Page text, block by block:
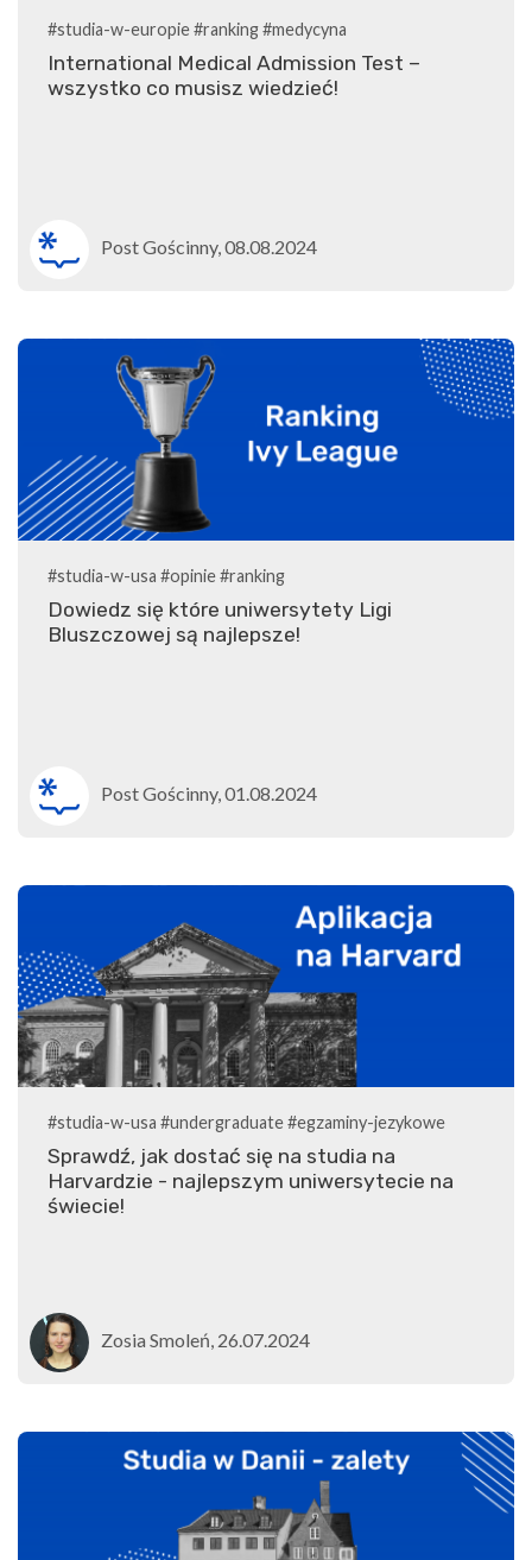
#studia-w-europie#ranking#medycyna
International Medical Admission Test –
wszystko co musisz wiedzieć!
Post Gościnny, 08.08.2024
#studia-w-usa #opinie#ranking
Dowiedz się które uniwersytety Ligi
Bluszczowej są najlepsze!
Post Gościnny, 01.08.2024
#studia-w-usa #undergraduate#egzaminy-jezykowe
Sprawdź, jak dostać się na studia na
Harvardzie - najlepszym uniwersytecie na
świecie!
Zosia Smoleń, 26.07.2024